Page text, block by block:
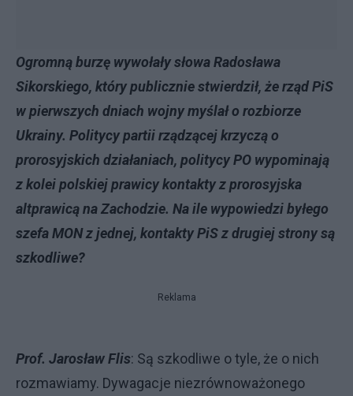
Ogromną burzę wywołały słowa Radosława
Sikorskiego, który publicznie stwierdził, że rząd PiS
w pierwszych dniach wojny myślał o rozbiorze
Ukrainy. Politycy partii rządzącej krzyczą o
prorosyjskich działaniach, politycy PO wypominają
z kolei polskiej prawicy kontakty z prorosyjska
altprawicą na Zachodzie. Na ile wypowiedzi byłego
szefa MON z jednej, kontakty PiS z drugiej strony są
szkodliwe?
Reklama
Prof. Jarosław Flis: Są szkodliwe o tyle, że o nich
rozmawiamy. Dywagacje niezrównoważonego